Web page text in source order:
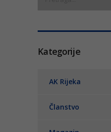
Kategorije
AK Rijeka
Članstvo